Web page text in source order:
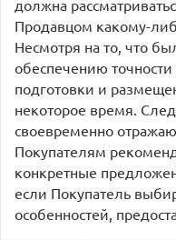
должна
Продавцом какому-
Несмотря на то, что
обеспечению
подготовки и
некоторое время.
своевременно
Покупателям
конкретные
если Покупатель
особенностей,